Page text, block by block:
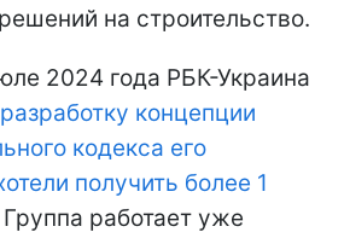
на строительство.
2024 года РБК-Украина
концепции
кодекса его
получить более 1
Группа работает уже